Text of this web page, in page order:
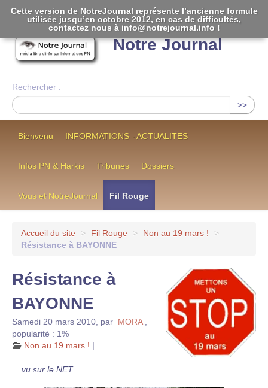
Notre Journal
Rechercher :
>>
Bienvenu INFORMATIONS - ACTUALITES
Infos PN & Harkis Tribunes Dossiers
Vous et NotreJournal Fil Rouge
Accueil du site > Fil Rouge > Non au 19 mars !
>
Résistance à BAYONNE
Résistance à
BAYONNE
Samedi 20 mars 2010 par MORA
popularité : 1%
Non au 19 mars ! |
... vu sur le NET ...
Cette version de NotreJournal représente l’ancienne formule
utilisée jusqu’en octobre 2012, en cas de difficultés,
contactez nous à info@notrejournal.info !